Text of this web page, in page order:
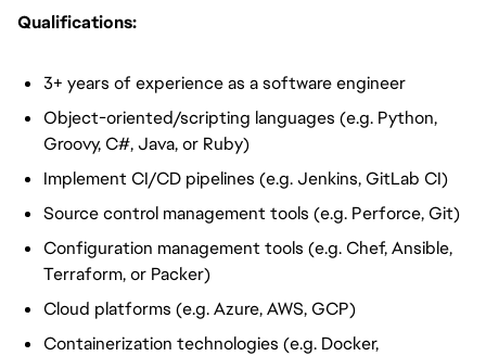
Qualifications:
3+ years of experienceas a software engineer
Object-oriented/scripting languages (e.g. Python,
Groovy, C#, Java, or Ruby)
Implement CI/CD pipelines (e.g. Jenkins, GitLab CI)
Source control management tools (e.g. Perforce, Git)
Configuration management tools (e.g. Chef, Ansible,
Terraform, or Packer)
Cloud platforms (e.g. Azure, AWS, GCP)
Containerization technologies (e.g. Docker,